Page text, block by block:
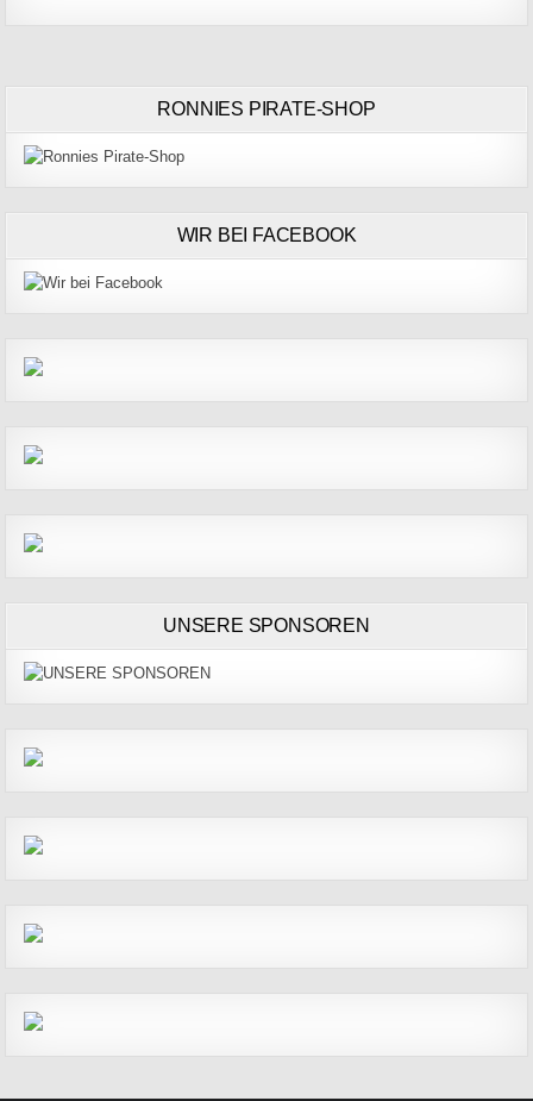
RONNIES PIRATE-SHOP
WIR BEI FACEBOOK
UNSERE SPONSOREN